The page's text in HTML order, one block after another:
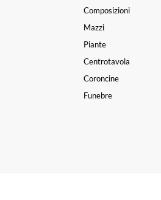
Composizioni
Mazzi
Piante
Centrotavola
Coroncine
Funebre